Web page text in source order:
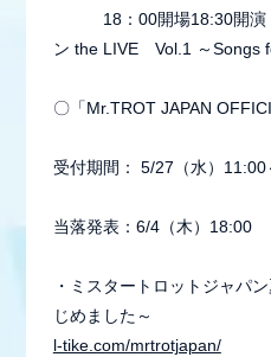
MEMBER
GALLERY
生配信
18：00開場18:30開演
ン the LIVE Vol.1 ～Songs
〇「Mr.TROT JAPAN
受付期間： 5/27（水）
当落発表：6/4（木）18:00
・ミスタートロットジャパ
じめました～
l-tike.com/mrtrotjapan/